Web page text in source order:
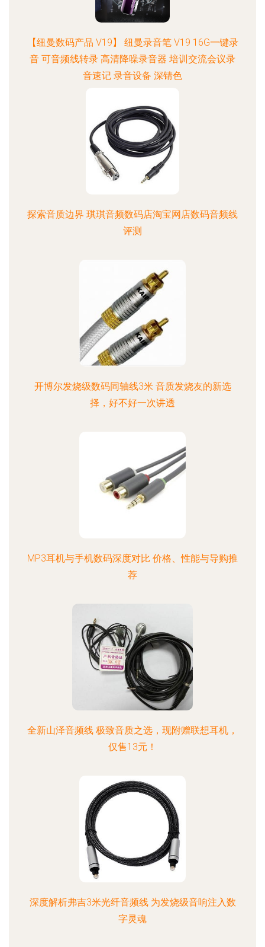
【纽曼数码产品 V19】 纽曼录音笔 V19 16G一键录
音 可音频线转录 高清降噪录音器 培训交流会议录
音速记 录音设备 深锖色
探索音质边界 琪琪音频数码店淘宝网店数码音频线
评测
开博尔发烧级数码同轴线3米 音质发烧友的新选
择，好不好一次讲透
MP3耳机与手机数码深度对比 价格、性能与导购推
荐
全新山泽音频线 极致音质之选，现附赠联想耳机，
仅售13元！
深度解析弗吉3米光纤音频线 为发烧级音响注入数
字灵魂